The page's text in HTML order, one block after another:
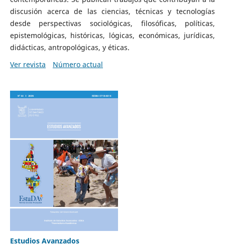
discusión acerca de las ciencias, técnicas y tecnologías
desde perspectivas sociológicas, filosóficas, políticas,
epistemológicas, históricas, lógicas, económicas, jurídicas,
didácticas, antropológicas, y éticas.
Ver revista
Número actual
Estudios Avanzados